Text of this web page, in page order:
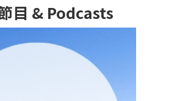
目 & Podcasts